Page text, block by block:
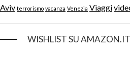
Aviv terrorismo vacanza Venezia Viaggi
WISHLIST SU AMAZON.IT